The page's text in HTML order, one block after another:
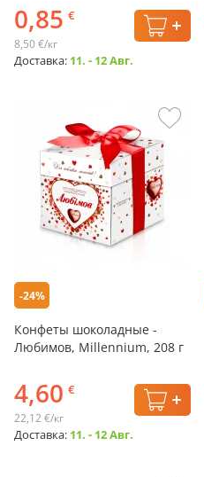
0,85 €
8,50 €/кг
Доставка: 11. - 12 Авг.
-24%
Конфеты шоколадные -
Любимов, Millennium, 208 г
4,60 €
22,12 €/кг
Доставка: 11. - 12 Авг.